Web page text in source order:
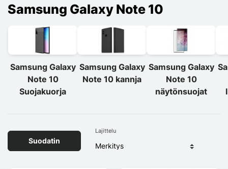
Samsung Galaxy Note 10
Samsung Galaxy
Note 10
Suojakuorja
Samsung Galaxy
Note 10 kannja
Samsung Galaxy
Note 10
näytönsuojat
Suodatin
Lajittelu